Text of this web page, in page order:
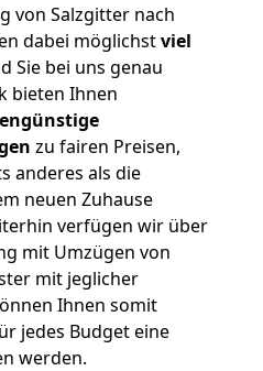
von Salzgitter nach
dabei möglichstviel
Sie bei uns genau
bieten Ihnen
zu fairen Preisen,
anderes als die
neuen Zuhause
verfügen wir über
mit Umzügen von
mit jeglicher
Ihnen somit
jedes Budget eine
werden.